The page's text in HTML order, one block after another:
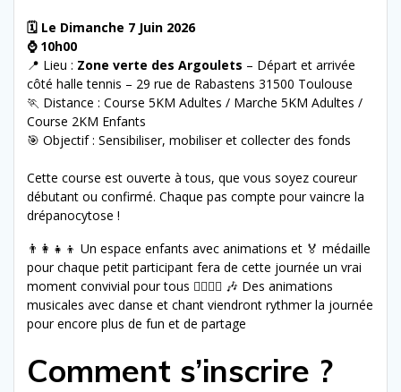
🗓️ Le Dimanche 7 Juin 2026
⌚ 10h00
📍 Lieu : Zone verte des Argoulets – Départ et arrivée
côté halle tennis – 29 rue de Rabastens 31500 Toulouse
🏃 Distance : Course 5KM Adultes / Marche 5KM Adultes /
Course 2KM Enfants
🎯 Objectif : Sensibiliser, mobiliser et collecter des fonds
Cette course est ouverte à tous, que vous soyez coureur
débutant ou confirmé. Chaque pas compte pour vaincre la
drépanocytose !
👨‍👩‍👧‍👦 Un espace enfants avec animations et 🏅 médaille
pour chaque petit participant fera de cette journée un vrai
moment convivial pour tous 🏃‍♀️🏃‍♂️ 🎶 Des animations
musicales avec danse et chant viendront rythmer la journée
pour encore plus de fun et de partage
Comment s’inscrire ?